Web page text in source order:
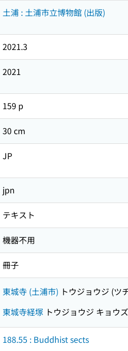
土浦 : 土浦市立博物館 (出版)
2021.3
2021
159 p
30 cm
JP
jpn
テキスト
機器不用
冊子
東城寺 (土浦市) トウジョウジ (ツ
東城寺経塚 トウジョウジ キョウ
188.55 : Buddhist sects